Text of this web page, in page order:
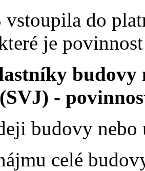
vstoupila do
je
budovy
-
budovy nebo
celé